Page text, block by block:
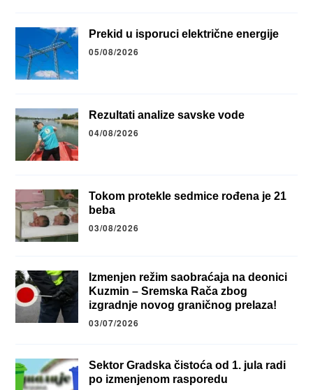
Prekid u isporuci električne energije
05/08/2026
Rezultati analize savske vode
04/08/2026
Tokom protekle sedmice rođena je 21
beba
03/08/2026
Izmenjen režim saobraćaja na deonici
Kuzmin – Sremska Rača zbog
izgradnje novog graničnog prelaza!
03/07/2026
Sektor Gradska čistoća od 1. jula radi
po izmenjenom rasporedu